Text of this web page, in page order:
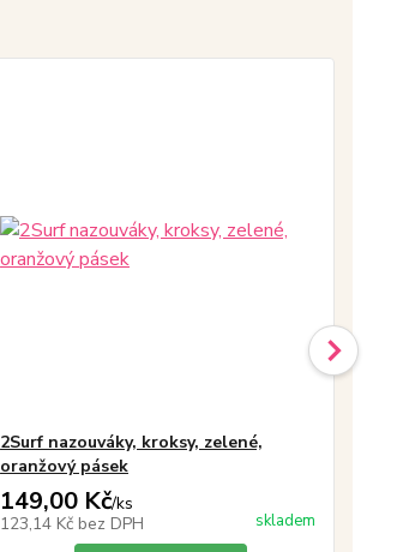
2Surf nazouváky, kroksy, zelené,
oranžový pásek
149,00 Kč/ks
123,14 Kč bez DPH skladem